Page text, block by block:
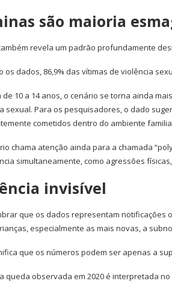
são maioria
revela um padrão profundamente
os dados, 86,9% das vítimas de violência
de 10 a 14 anos, o cenário se torna ainda
sexual. Para os pesquisadores, o dado
cometidos dentro do ambiente
chama atenção ainda para a chamada
simultaneamente, como agressões
invisível
que os dados representam notificações
especialmente as mais novas, a
que os números podem ser apenas a
queda observada em 2020 é interpretada